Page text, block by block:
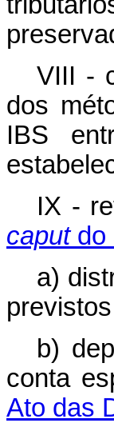
VIII -
dos
IBS
IX -
caputdo
a)
b)
conta
Ato das